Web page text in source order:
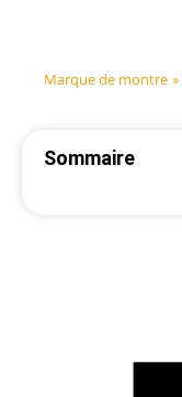
Marque de montre »
Sommaire